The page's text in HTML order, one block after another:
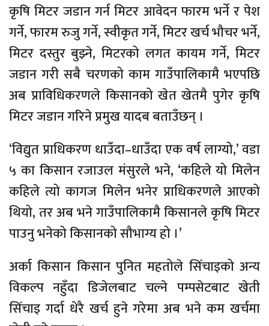
कृषि मिटर जडान गर्न मिटर आवेदन फारम भर्ने र पेश
गर्ने, फारम रुजु गर्ने, स्वीकृत गर्ने, मिटर खर्च भौचर भर्ने,
मिटर दस्तुर बुझ्ने, मिटरको लगत कायम गर्ने, मिटर
जडान गरी सबै चरणको काम गाउँपालिकामै भएपछि
अब प्राविधिकरणले किसानको खेत खेतमै पुगेर कृषि
मिटर जडान गरिने प्रमुख यादब बताउँछन् ।
‘विद्युत प्राधिकरण धाउँदा–धाउँदा एक वर्ष लाग्यो,’ वडा
५ का किसान रजाउल मंसुरले भने, ‘कहिले यो मिलेन
कहिले त्यो कागज मिलेन भनेर प्राधिकरणले आएको
थियो, तर अब भने गाउँपालिकामै किसानले कृषि मिटर
पाउनु भनेको किसानको सौभाग्य हो ।’
अर्का किसान किसान पुनित महतोले सिँचाइको अन्य
विकल्प नहुँदा डिजेलबाट चल्ने पम्पसेटबाट खेती
सिँचाइ गर्दा धेरै खर्च हुने गरेमा अब भने कम खर्चमा